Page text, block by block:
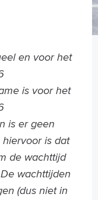
en voor het
is voor het
is er geen
is dat
de wachttijd
wachttijden
(dus niet in